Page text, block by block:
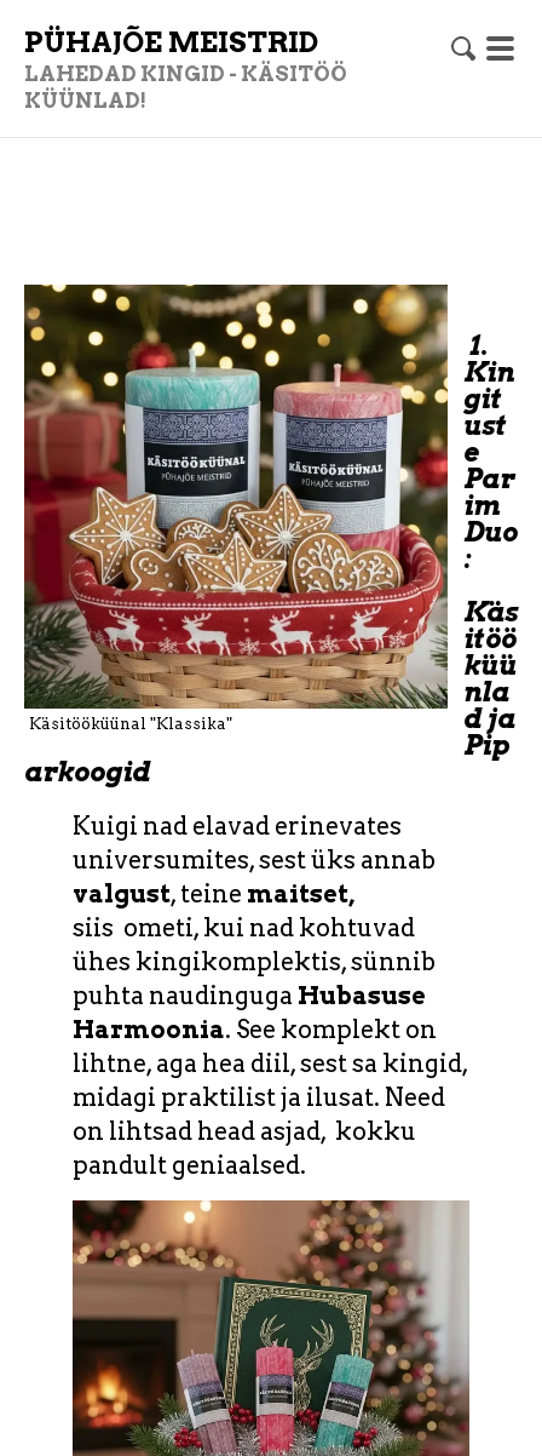
PÜHAJÕE MEISTRID
LAHEDAD KINGID - KÄSITÖÖ
KÜÜNLAD!
1.
Kin
git
ust
e
Par
im
Duo
:
Käs
itöö
küü
nla
d ja
Pip
arkoogid
Kuigi nad elavad erinevates
universumites, sest üks annab
valgust, teine maitset,
siis ometi, kui nad kohtuvad
ühes kingikomplektis, sünnib
puhta naudinguga Hubasuse
Harmoonia. See komplekt on
lihtne, aga hea diil, sest sa kingid,
midagi praktilist ja ilusat. Need
on lihtsad head asjad, kokku
pandult geniaalsed.